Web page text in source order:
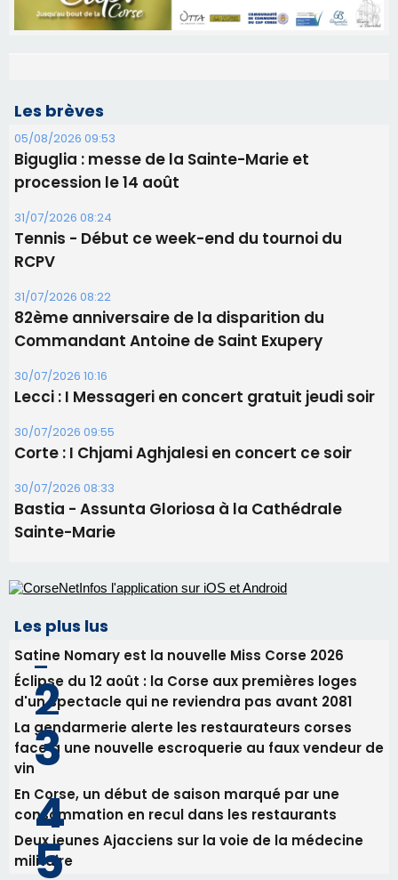
Les brèves
05/08/2026 09:53
Biguglia : messe de la Sainte-Marie et
procession le 14 août
31/07/2026 08:24
Tennis - Début ce week-end du tournoi du
RCPV
31/07/2026 08:22
82ème anniversaire de la disparition du
Commandant Antoine de Saint Exupery
30/07/2026 10:16
30/07/2026 09:55
Corte : I Chjami Aghjalesi en concert ce soir
30/07/2026 08:33
Bastia - Assunta Gloriosa à la Cathédrale
Sainte-Marie
Les plus lus
Satine Nomary est la nouvelle Miss Corse 2026
Éclipse du 12 août : la Corse aux premières loges
d'un spectacle qui ne reviendra pas avant 2081